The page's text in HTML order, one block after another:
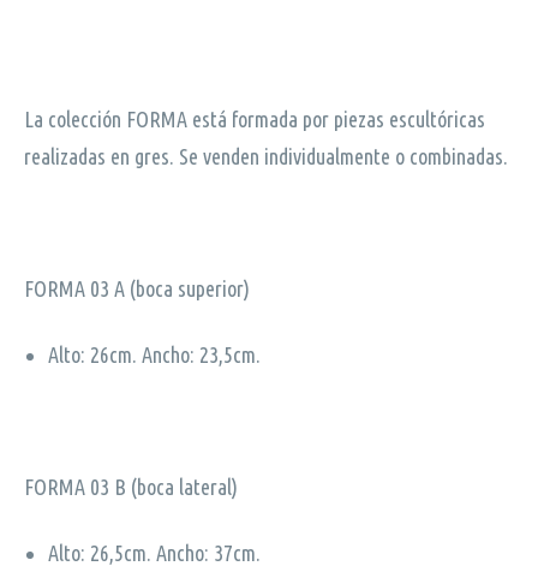
La colección FORMA está formada por piezas escultóricas
realizadas en gres. Se venden individualmente o combinadas.
FORMA 03 A (boca superior)
Alto: 26cm. Ancho: 23,5cm.
FORMA 03 B (boca lateral)
Alto: 26,5cm. Ancho: 37cm.